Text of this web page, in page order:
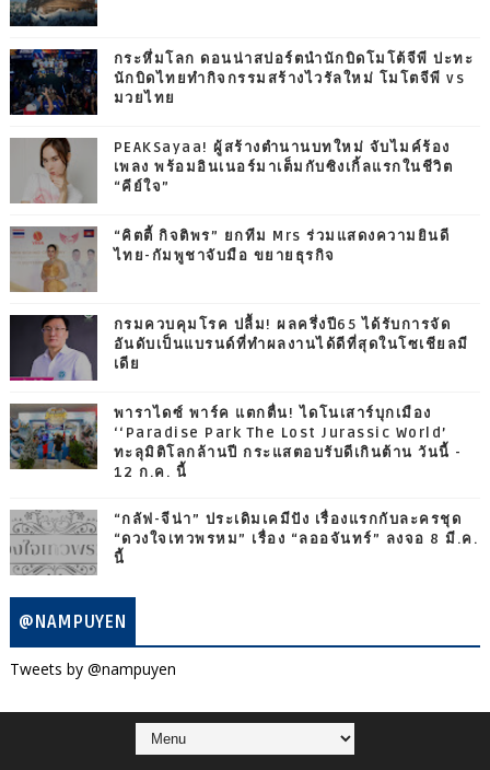
กระหึ่มโลก ดอนน่าสปอร์ตนำนักบิดโมโต้จีพี ปะทะ
นักบิดไทยทำกิจกรรมสร้างไวรัลใหม่ โมโตจีพี vs
มวยไทย
PEAKSayaa! ผู้สร้างตำนานบทใหม่ จับไมค์ร้อง
เพลง พร้อมอินเนอร์มาเต็มกับซิงเกิ้ลแรกในชีวิต
“คีย์ใจ”
“คิตตี้ กิจติพร” ยกทีม Mrs ร่วมแสดงความยินดี
ไทย-กัมพูชาจับมือ ขยายธุรกิจ
กรมควบคุมโรค ปลื้ม! ผลครึ่งปี65 ได้รับการจัด
อันดับเป็นแบรนด์ที่ทำผลงานได้ดีที่สุดในโซเชียลมี
เดีย
พาราไดซ์ พาร์ค แตกตื่น! ไดโนเสาร์บุกเมือง
‘‘Paradise Park The Lost Jurassic World’
ทะลุมิติโลกล้านปี กระแสตอบรับดีเกินต้าน วันนี้ -
12 ก.ค. นี้
“กลัฟ-จีน่า” ประเดิมเคมีปัง เรื่องแรกกับละครชุด
“ดวงใจเทวพรหม” เรื่อง “ลออจันทร์” ลงจอ 8 มี.ค.
นี้
@NAMPUYEN
Tweets by @nampuyen